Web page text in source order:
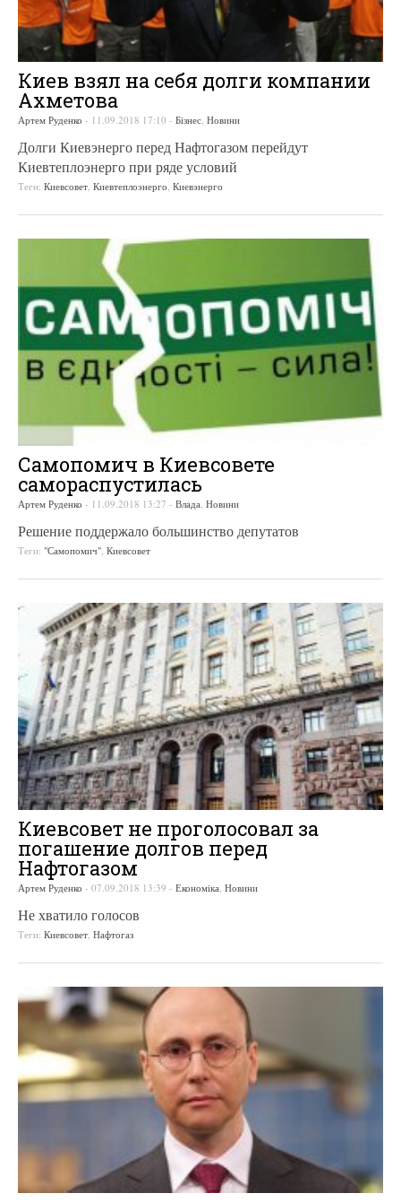
Киев взял на себя долги компании
Ахметова
Артем Руденко - 11.09.2018 17:10 - Бізнес, Новини
Долги Киевэнерго перед Нафтогазом перейдут
Киевтеплоэнерго при ряде условий
Теги: Киевсовет, Киевтеплоэнерго, Киевэнерго
Самопомич в Киевсовете
самораспустилась
Артем Руденко - 11.09.2018 13:27 - Влада, Новини
Решение поддержало большинство депутатов
Теги: "Самопомич", Киевсовет
Киевсовет не проголосовал за
погашение долгов перед
Нафтогазом
Артем Руденко - 07.09.2018 13:39 - Економіка Новини
Не хватило голосов
Теги: Киевсовет Нафтогаз